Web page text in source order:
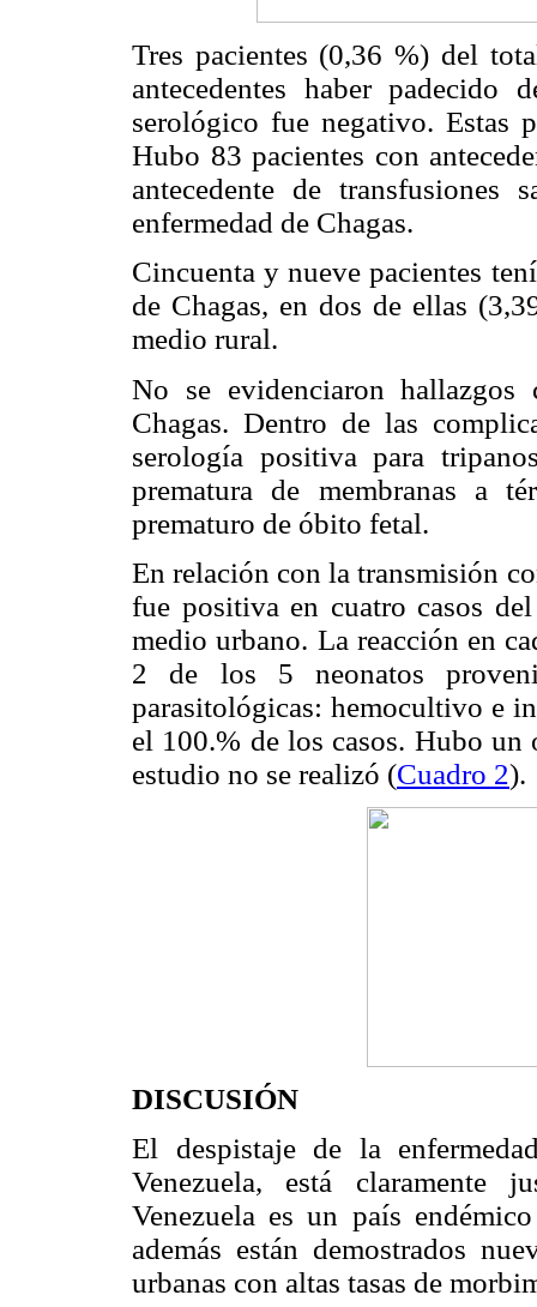
Tres pacientes (0,36 %) del
antecedentes haber padecido
serológico fue negativo. Estas
Hubo 83 pacientes con
antecedente de transfusiones
enfermedad de Chagas.
Cincuenta y nueve pacientes
de Chagas, en dos de ellas
medio rural.
No se evidenciaron
Chagas. Dentro de las
serología positiva para
prematura de membranas a
prematuro de óbito fetal.
En relación con la transmisión
fue positiva en cuatro casos
medio urbano. La reacción en
2 de los 5 neonatos
parasitológicas: hemocultivo e
el 100.% de los casos. Hubo
estudio no se realizó (Cuadro 2).
DISCUSIÓN
El despistaje de la
Venezuela, está claramente
Venezuela es un país
además están demostrados
urbanas con altas tasas de